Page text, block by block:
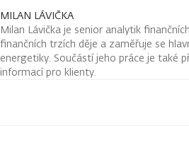
MILAN LÁVIČKA
Milan Lávička je senior analytik
finančních trzích děje a zaměřuje se
energetiky. Součástí jeho práce je také
informací pro klienty.